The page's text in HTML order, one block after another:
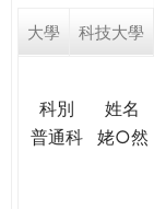
e
e
大學 科技大學
科別 姓名
普通科
姥○然